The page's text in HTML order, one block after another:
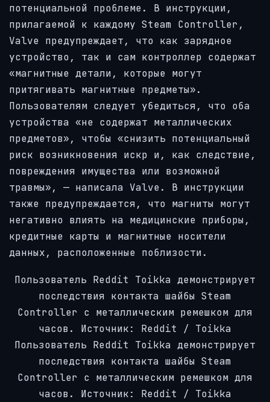
потенциальной проблеме. В инструкции,
прилагаемой к каждому Steam Controller,
Valve предупреждает, что как зарядное
устройство, так и сам контроллер содержат
«магнитные детали, которые могут
притягивать магнитные предметы».
Пользователям следует убедиться, что оба
устройства «не содержат металлических
предметов», чтобы «снизить потенциальный
риск возникновения искр и, как следствие,
повреждения имущества или возможной
травмы», — написала Valve. В инструкции
также предупреждается, что магниты могут
негативно влиять на медицинские приборы,
кредитные карты и магнитные носители
данных, расположенные поблизости.
Пользователь Reddit Toikka демонстрирует
последствия контакта шайбы Steam
Controller с металлическим ремешком для
часов. Источник: Reddit / Toikka
Пользователь Reddit Toikka демонстрирует
последствия контакта шайбы Steam
Controller с металлическим ремешком для
часов. Источник: Reddit / Toikka